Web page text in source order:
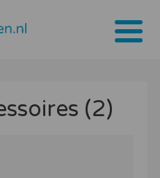
(2)